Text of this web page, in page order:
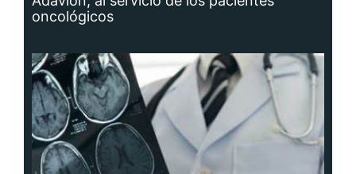
oncológicos